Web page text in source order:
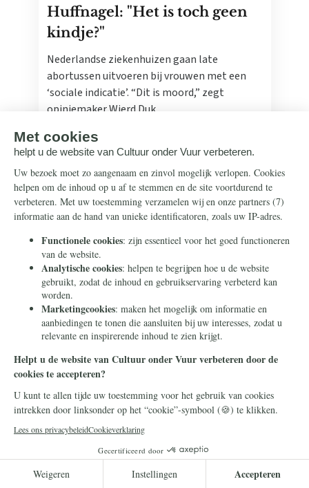
Huffnagel: "Het is toch geen
kindje?"
Nederlandse ziekenhuizen gaan late
abortussen uitvoeren bij vrouwen met een
‘sociale indicatie’. “Dit is moord,” zegt
opiniemaker Wierd Duk.
Frans Timmermans
Frans Timmermans krijgt
geheel onverdiend een
eretitel als minister van Staat
Frans Timmermans is benoemd tot minister
van Staat. Waar heeft hij dit buitengewone
eerbetoon aan te danken?